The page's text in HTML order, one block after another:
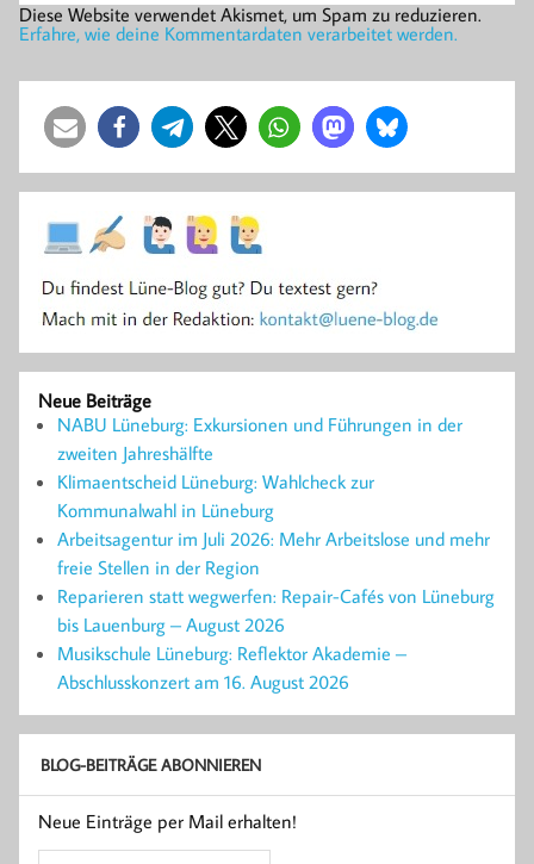
Diese Website verwendet Akismet, um Spam zu reduzieren.
Erfahre, wie deine Kommentardaten verarbeitet werden.
Neue Beiträge
NABU Lüneburg: Exkursionen und Führungen in der
zweiten Jahreshälfte
Klimaentscheid Lüneburg: Wahlcheck zur
Kommunalwahl in Lüneburg
Arbeitsagentur im Juli 2026: Mehr Arbeitslose und mehr
freie Stellen in der Region
Reparieren statt wegwerfen: Repair-Cafés von Lüneburg
bis Lauenburg – August 2026
Musikschule Lüneburg: Reflektor Akademie –
Abschlusskonzert am 16. August 2026
BLOG-BEITRÄGE ABONNIEREN
Neue Einträge per Mail erhalten!